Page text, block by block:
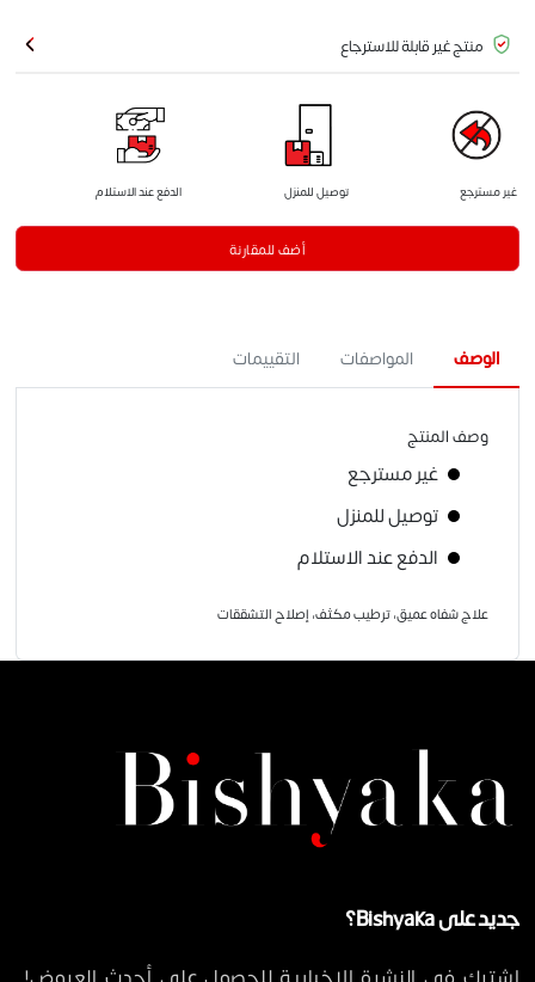
منتج غير قابلة للاسترجاع
غير مسترجع توصيل للمنزل الدفع عند الاستلام
أضف للمقارنة
الوصف المواصفات التقييمات
وصف المنتج
غير مسترجع
توصيل للمنزل
الدفع عند الاستلام
علاج شفاه عميق، ترطيب مكثف، إصلاح التشققات
جديد على Bishyaka؟